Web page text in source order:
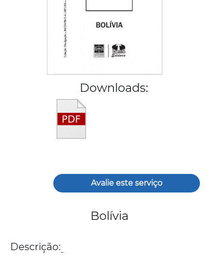
Downloads:
Avalie este serviço
Bolívia
Descrição:-